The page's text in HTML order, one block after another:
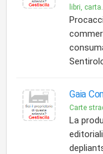
libri,
Gaia
Carte
La